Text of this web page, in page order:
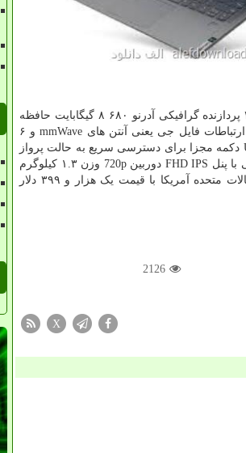
تراشه کوالکام اسنپدراگون8cx فرکانس هسته های پردازنده ۲.۸۴ گیگاهرتز با ۸ هسته کریو ۴۹۵ پردازنده گرافیکی آدرنو ۶۸۰ ۸ گیگابایت حافظه
رم از نوع LPDDR4X ۵۱۲ گیگابایت حافظه ذخیره سازی از نوع UFS 3.0 بهره مندی از هر دو ارتباطات فایل جی یعنی آنتن های mmWave و ۶
گیگاهرتزی بهره مندی از جک هدفون و میکروفون درگاه اتصال سیمکارت دو درگاه اتصال USB-C دکمه مجزا برای دسترسی سریع به حالت پرواز
بر روی بدنه لپ تاپ سنسور اسکنر اثر انگشت بمنظور ارتقای امنیت لپ تاپ نمایشگر ۱۴ اینچی با پنل FHD IPS دوربین 720p وزن ۱.۳ کیلوگرم
طبق گزارش وب سایت the verge، گفته می شود این لپ تاپ الان توسط اپراتور رایزن در ایالات متحده آمریکا با قیمت یک هزار و ۳۹۹ دلار
2126
X